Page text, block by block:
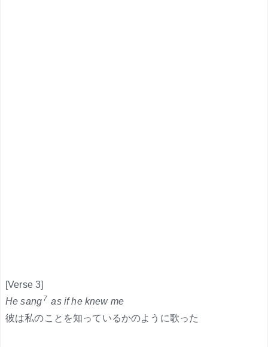
[Verse 3]
He sang 7 as if he knew me
彼は私のことを知っているかのように歌った